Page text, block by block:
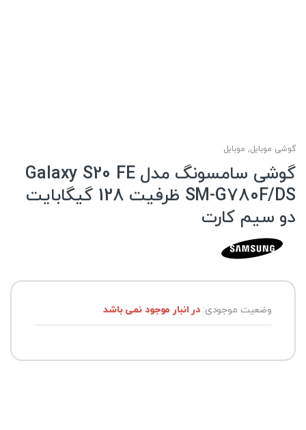
گوشی موبایل, موبایل
گوشی سامسونگ مدل Galaxy S20 FE
SM-G780F/DS ظرفیت 128 گیگابایت
دو سیم کارت
وضعیت موجودی:در انبار موجود نمی باشد